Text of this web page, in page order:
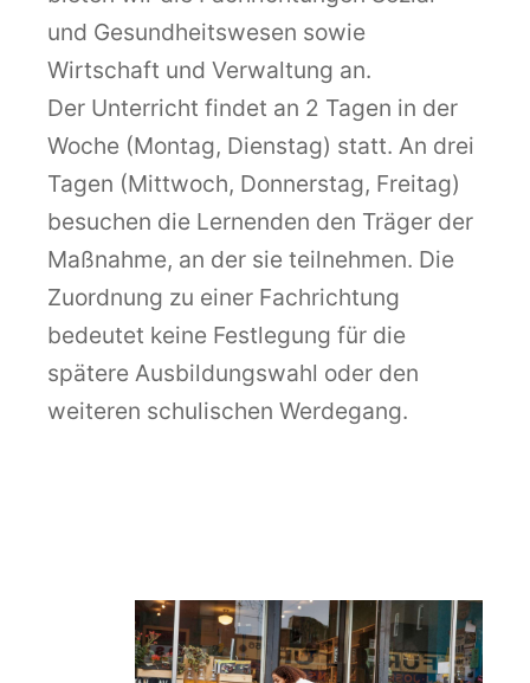
und Gesundheitswesen sowie
Wirtschaft und Verwaltung an.
Der Unterricht findet an 2 Tagen in der
Woche (Montag, Dienstag) statt. An drei
Tagen (Mittwoch, Donnerstag, Freitag)
besuchen die Lernenden den Träger der
Maßnahme, an der sie teilnehmen. Die
Zuordnung zu einer Fachrichtung
bedeutet keine Festlegung für die
spätere Ausbildungswahl oder den
weiteren schulischen Werdegang.